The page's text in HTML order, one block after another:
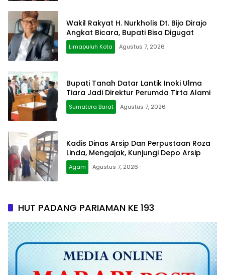
Wakil Rakyat H. Nurkholis Dt. Bijo Dirajo
Angkat Bicara, Bupati Bisa Digugat
Limapuluh Kota Agustus 7, 2026
Bupati Tanah Datar Lantik Inoki Ulma
Tiara Jadi Direktur Perumda Tirta Alami
Sumatera Barat Agustus 7, 2026
Kadis Dinas Arsip Dan Perpustaan Roza
Linda, Mengajak, Kunjungi Depo Arsip
Agam Agustus 7, 2026
HUT PADANG PARIAMAN KE 193